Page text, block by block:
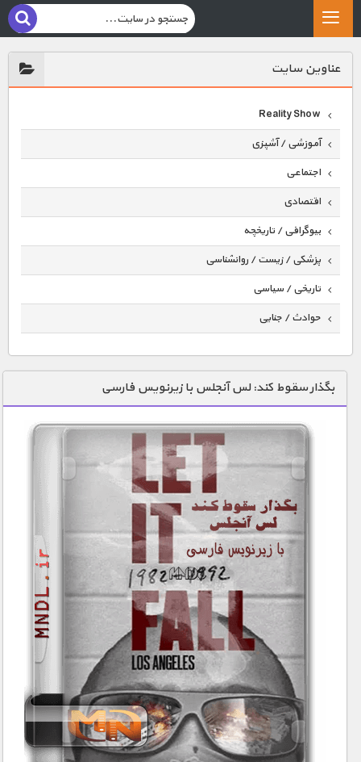
عناوين سايت
Reality Show
آموزشی / آشپزی
اجتماعی
اقتصادی
بیوگرافی / تاریخچه
پزشکی / زیست / روانشناسی
تاریخی / سیاسی
حوادث / جنایی
دنیای خوراکی ها
زمین شناسی / محیط زیست
سازه/ معماری/ مهندسی
سرگرمی
شناخت کودکان
علم و فناوری
فرهنگ / هنر
کیهان / نجوم
ماورایی
مسابقات / ورزشی
مستند های اختصاصی
بگذار سقوط کند: لس آنجلس با زیرنویس فارسی